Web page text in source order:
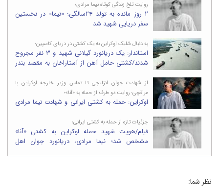
روایت تلخ زندگی کوتاه نیما مرادی؛
۲ روز مانده به تولد ۲۴سالگی؛ «نیما» در نخستین
سفر دریایی شهید شد
به دنبال شلیک اوکراین به یک کشتی در دریای کاسپین؛
استاندار: یک دریانورد گیلانی شهید و ۳ نفر مجروح
شدند/کشتی حامل آهن از آستاراخان به مقصد بندر
از شهادت جوان انزلیچی تا تماس وزیر خارجه اوکراین با
عراقچی؛ روایت دو طرف از حمله به «آنا»؛
اوکراین: حمله به کشتی ایرانی و شهادت نیما مرادی
جزئیات تازه از حمله به کشتی ایرانی؛
فیلم/هویت شهید حمله اوکراین به کشتی «آنا»
مشخص شد؛ نیما مرادی، دریانورد جوان اهل
نظر شما: